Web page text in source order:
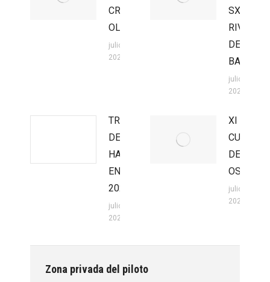
CROSS
OLMEDO
julio 27,
2026
SX
RIVILLA
DE
BARAJAS
julio 27,
2026
TROFEO
DE
HARD
ENDURO
2026
julio 22,
2026
XI
CUEVA
DEL
OSO
julio 20,
2026
Zona privada del piloto